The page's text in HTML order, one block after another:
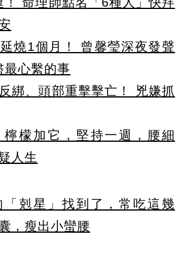
燒1個月！ 曾馨瑩深夜發聲
最心繫的事
綁、頭部重擊擊亡！ 兇嫌抓
檬加它，堅持一週，腰細
人生
剋星」找到了，常吃這幾
，瘦出小蠻腰